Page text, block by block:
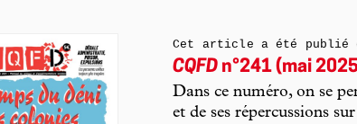
Cet article a été publié
CQFD n°241 (mai
Dans ce numéro, on se
et de ses répercussions